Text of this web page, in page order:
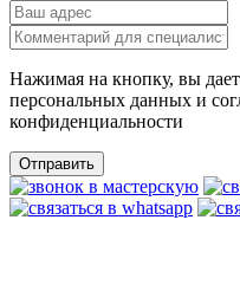
Нажимая на кнопку, вы
персональных данных и
конфиденциальности
Отправить